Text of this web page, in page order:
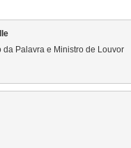
Palavra e Ministro de Louvor